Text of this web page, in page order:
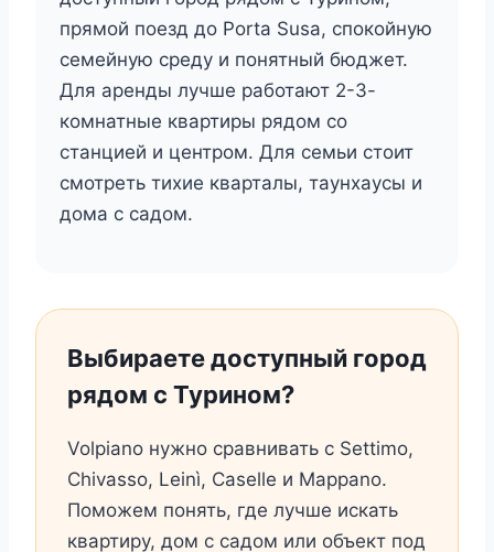
прямой поезд до Porta Susa, спокойную
семейную среду и понятный бюджет.
Для аренды лучше работают 2-3-
комнатные квартиры рядом со
станцией и центром. Для семьи стоит
смотреть тихие кварталы, таунхаусы и
дома с садом.
Выбираете доступный город
рядом с Турином?
Volpiano нужно сравнивать с Settimo,
Chivasso, Leinì, Caselle и Mappano.
Поможем понять, где лучше искать
квартиру, дом с садом или объект под